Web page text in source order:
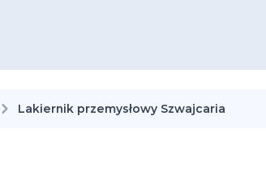
Lakiernik przemysłowy Szwajcaria